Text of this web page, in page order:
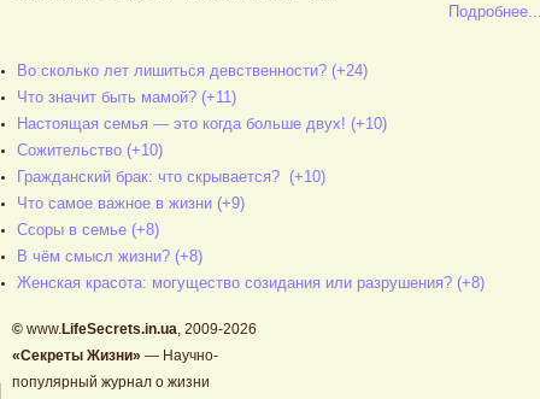
Во сколько лет лишиться девственности? (+24)
Что значит быть мамой? (+11)
Настоящая семья — это когда больше двух! (+10)
Сожительство (+10)
Гражданский брак: что скрывается? (+10)
Что самое важное в жизни (+9)
Ссоры в семье (+8)
В чём смысл жизни? (+8)
Женская красота: могущество созидания или разрушения? (+8)
© www.LifeSecrets.in.ua, 2009-2026
«Секреты Жизни» — Научно-
популярный журнал о жизни